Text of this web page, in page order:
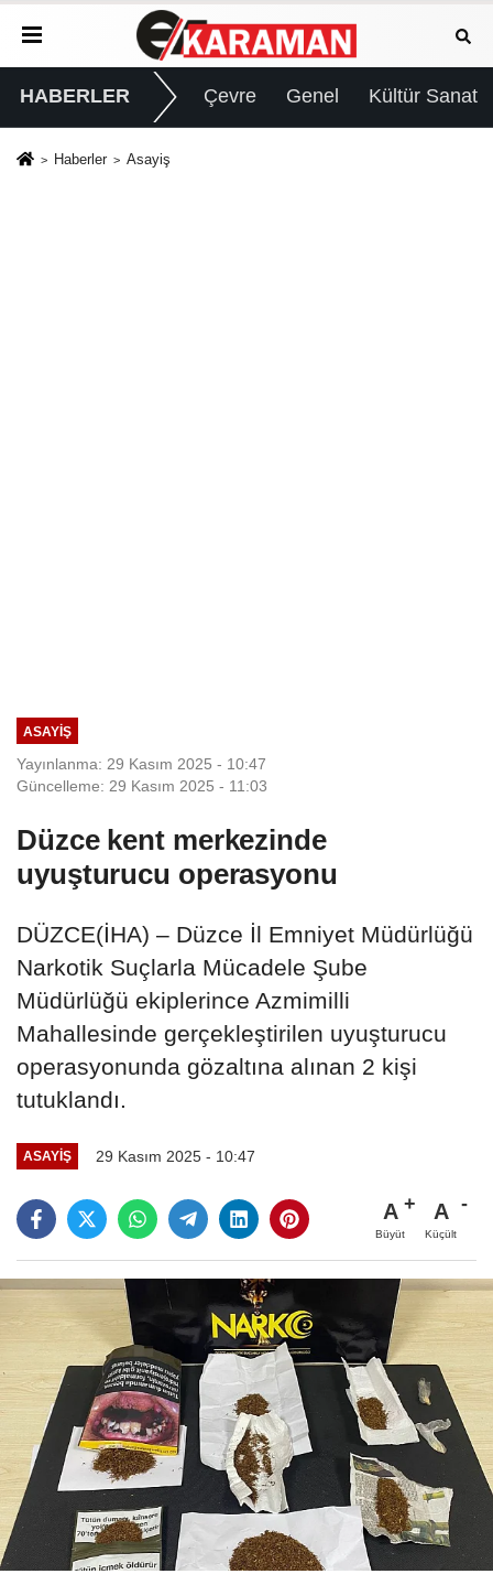
HABERLER Çevre Genel Kültür Sanat
Haberler Asayiş
ASAYIŞ
Yayınlanma: 29 Kasım 2025 - 10:47
Güncelleme: 29 Kasım 2025 - 11:03
Düzce kent merkezinde
uyuşturucu operasyonu
DÜZCE(İHA) – Düzce İl Emniyet Müdürlüğü
Narkotik Suçlarla Mücadele Şube
Müdürlüğü ekiplerince Azmimilli
Mahallesinde gerçekleştirilen uyuşturucu
operasyonunda gözaltına alınan 2 kişi
tutuklandı.
ASAYIŞ 29 Kasım 2025 - 10:47
A
Büyüt
A
Küçült